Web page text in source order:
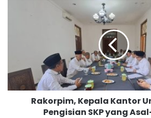
,
Rakorpim, Kepala Kantor
Pengisian SKP yang